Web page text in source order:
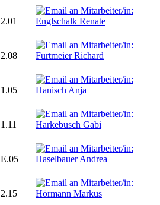
2.01
2.08
1.05
1.11
E.05
2.15